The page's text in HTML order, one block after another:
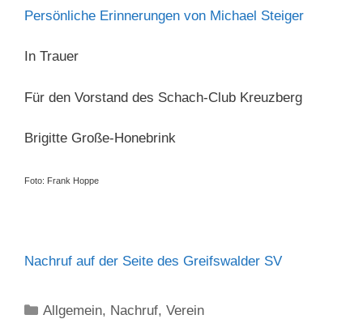
Persönliche Erinnerungen von Michael Steiger
In Trauer
Für den Vorstand des Schach-Club Kreuzberg
Brigitte Große-Honebrink
Foto: Frank Hoppe
Nachruf auf der Seite des Greifswalder SV
Kategorien
Allgemein, Nachruf,Verein